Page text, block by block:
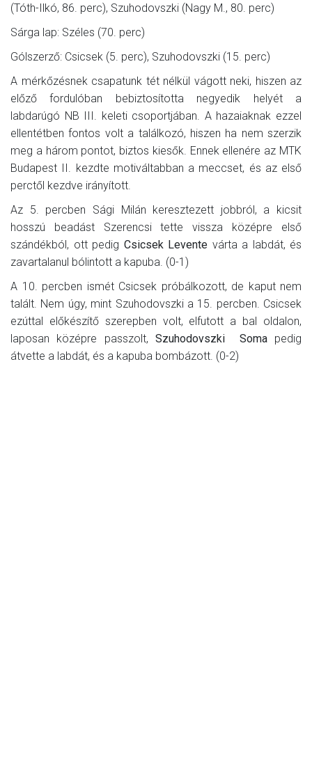
(Tóth-Ilkó, 86. perc), Szuhodovszki (Nagy M., 80. perc)
Sárga lap: Széles (70. perc)
Gólszerző: Csicsek (5. perc), Szuhodovszki (15. perc)
A mérkőzésnek csapatunk tét nélkül vágott neki, hiszen az
előző fordulóban bebiztosította negyedik helyét a
labdarúgó NB III. keleti csoportjában. A hazaiaknak ezzel
ellentétben fontos volt a találkozó, hiszen ha nem szerzik
meg a három pontot, biztos kiesők. Ennek ellenére az MTK
Budapest II. kezdte motiváltabban a meccset, és az első
perctől kezdve irányított.
Az 5. percben Sági Milán keresztezett jobbról, a kicsit
hosszú beadást Szerencsi tette vissza középre első
szándékból, ott pedig Csicsek Levente várta a labdát, és
zavartalanul bólintott a kapuba. (0-1)
A 10. percben ismét Csicsek próbálkozott, de kaput nem
talált. Nem úgy, mint Szuhodovszki a 15. percben. Csicsek
ezúttal előkészítő szerepben volt, elfutott a bal oldalon,
laposan középre passzolt, Szuhodovszki Somapedig
átvette a labdát, és a kapuba bombázott. (0-2)